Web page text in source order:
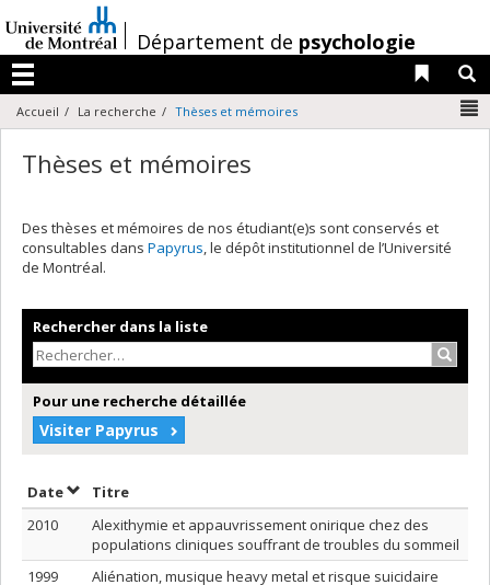
au
contenu
/Département de psychologie
Menu
Liens
Accueil La recherche Thèses et mémoires
Thèses et mémoires
Des thèses et mémoires de nos étudiant(e)s sont conservés et
consultables dans Papyrus, le dépôt institutionnel de l’Université
de Montréal.
Rechercher dans la liste
Pour une recherche détaillée
Visiter Papyrus
DateTrier par date en ordre croissant
Titre
2010
Alexithymie et appauvrissement onirique chez des
populations cliniques souffrant de troubles du sommeil
1999
Aliénation, musique heavy metal et risque suicidaire